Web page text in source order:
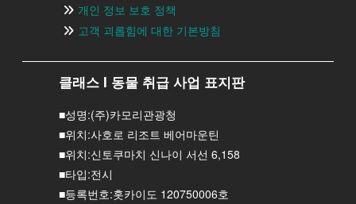
개인 정보 보호 정책
고객 괴롭힘에 대한 기본방침
클래스 I 동물 취급 사업 표지판
■성명:(주)카모리관광청
■위치:사호로 리조트 베어마운틴
■위치:신토쿠마치 신나이 서선 6,158
■타입:전시
■등록번호:홋카이도 120750006호